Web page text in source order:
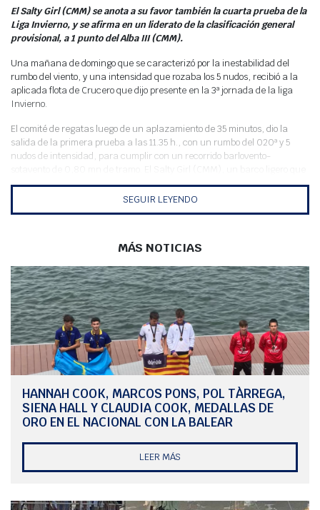
El Salty Girl (CMM) se anota a su favor también la cuarta prueba de la
Liga Invierno, y se afirma en un liderato de la clasificación general
provisional, a 1 punto del Alba III (CMM).
Una mañana de domingo que se caracterizó por la inestabilidad del
rumbo del viento, y una intensidad que rozaba los 5 nudos, recibió a la
aplicada flota de Crucero que dijo presente en la 3ª jornada de la liga
Invierno.
El comité de regatas luego de un aplazamiento de 35 minutos, dio la
salida de la primera prueba a las 11.35 h., con un rumbo del 020ª y 5
nudos de intensidad, para cumplir con un recorrido barlovento-
se desempeña bien en condiciones de poco viento, hizo valer esta
ventaja y la pericia de su tripulación para aprovechar un par de rachas
en el primer tramo del recorrido, y despegarse del resto de la flota para
dando la llegada en el segundo paso de la baliza de barlovento; y
cuando la flota dejaba la baliza de sotavento para enfilar la última
ceñida, el viento dio un bajón en la intensidad que ralentizó la
navegación y provocó la retirada de 3 barcos.
Una jornada dura para la navegación, que sin embargo la flota asumió
con compromiso y deportividad. El top 3 de la prueba: 1. Salty Girl (Peri
Gardés); 2. Alba III (Carlos Pons); 3. Liberty (Virginia Petrus).
La clasificación general provisional de la Liga Invierno deja en
posiciones de pódium a: 1. Salty Girl con 4 puntos; 2. Alba III con 5 puntos
y 3. Va Bien (Pere Triay) con 10 puntos. La próxima y penúltima jornada
SEGUIR LEYENDO
MÁS NOTICIAS
HANNAH COOK, MARCOS PONS, POL TÀRREGA,
SIENA HALL Y CLAUDIA COOK, MEDALLAS DE
ORO EN EL NACIONAL CON LA BALEAR
LEER MÁS